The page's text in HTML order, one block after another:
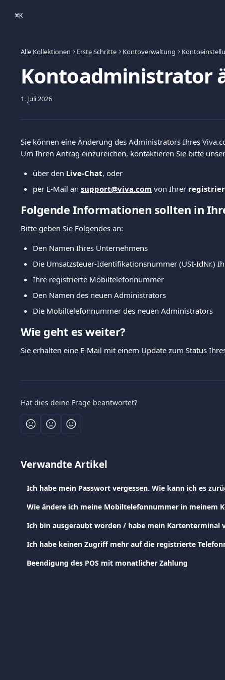
⌘K
Alle Kollektionen Erste Schritte Kontoverwaltung
Kontoadministrator
1. Juli 2026
Sie können eine Änderung des Administrators Ihres
Um Ihren Antrag einzureichen, kontaktieren Sie bitte
über den Live-Chat, oder
per E-Mail an support@viva.com von Ihrer
Folgende Informationen sollten in
Bitte geben Sie Folgendes an:
Den Namen Ihres Unternehmens
Die Umsatzsteuer-Identifikationsnummer (USt-IdNr.)
Ihre registrierte Mobiltelefonnummer
Den Namen des neuen Administrators
Die Mobiltelefonnummer des neuen Administrators
Wie geht es weiter?
Sie erhalten eine E-Mail mit einem Update zum Status
Hat dies deine Frage beantwortet?
Verwandte Artikel
Ich habe mein Passwort vergessen. Wie kann ich es
Wie ändere ich meine Mobiltelefonnummer in meinem
Ich bin ausgeraubt worden / habe mein Kartenterminal
Ich habe keinen Zugriff mehr auf die registrierte
Beendigung des POS mit monatlicher Zahlung